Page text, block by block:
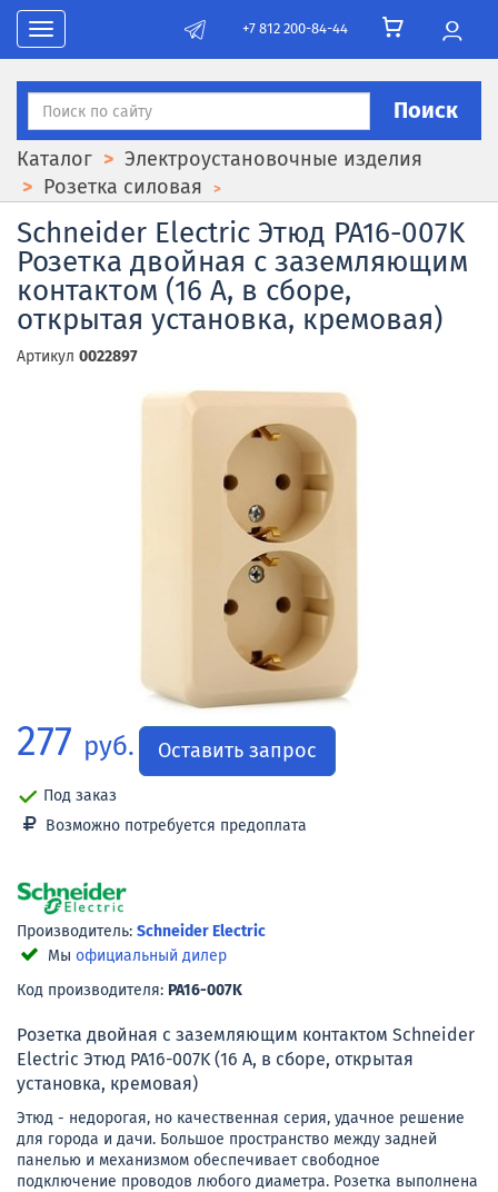
Toggle navigation
+7 812 200-84-44
Поиск
Каталог
Электроустановочные изделия
Розетка силовая
Schneider Electric Этюд PA16-007K
Розетка двойная с заземляющим
контактом (16 А, в сборе,
открытая установка, кремовая)
Артикул 0022897
277 руб. Оставить запрос
Под заказ
Возможно потребуется предоплата
Производитель: Schneider Electric
Мы официальный дилер
Код производителя: PA16-007K
Розетка двойная с заземляющим контактом Schneider
Electric Этюд PA16-007K (16 А, в сборе, открытая
установка, кремовая)
Этюд - недорогая, но качественная серия, удачное решение
для города и дачи. Большое пространство между задней
панелью и механизмом обеспечивает свободное
подключение проводов любого диаметра. Розетка выполнена